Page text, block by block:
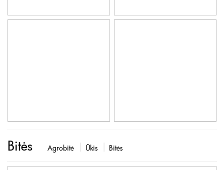
Bitės Agrobitė Ūkis Bitės